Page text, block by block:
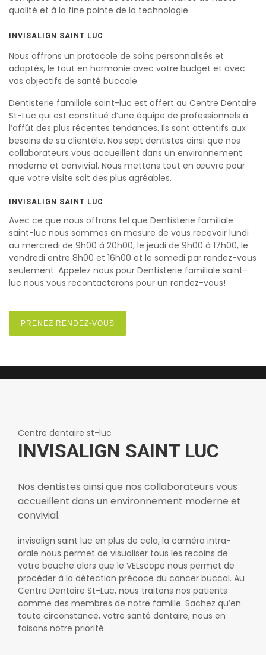
qualité et à la fine pointe de la technologie.
INVISALIGN SAINT LUC
Nous offrons un protocole de soins personnalisés et
adaptés, le tout en harmonie avec votre budget et avec
vos objectifs de santé buccale.
Dentisterie familiale saint-luc est offert au Centre Dentaire
St-Luc qui est constitué d’une équipe de professionnels à
l’affût des plus récentes tendances. Ils sont attentifs aux
besoins de sa clientèle. Nos sept dentistes ainsi que nos
collaborateurs vous accueillent dans un environnement
moderne et convivial. Nous mettons tout en œuvre pour
que votre visite soit des plus agréables.
INVISALIGN SAINT LUC
Avec ce que nous offrons tel que Dentisterie familiale
saint-luc nous sommes en mesure de vous recevoir lundi
au mercredi de 9h00 à 20h00, le jeudi de 9h00 à 17h00, le
vendredi entre 8h00 et 16h00 et le samedi par rendez-vous
seulement. Appelez nous pour Dentisterie familiale saint-
luc nous vous recontacterons pour un rendez-vous!
PRENEZ RENDEZ-VOUS
Centre dentaire st-luc
INVISALIGN SAINT LUC
Nos dentistes ainsi que nos collaborateurs vous
accueillent dans un environnement moderne et
convivial.
invisalign saint luc en plus de cela, la caméra intra-
orale nous permet de visualiser tous les recoins de
votre bouche alors que le VELscope nous permet de
procéder à la détection précoce du cancer buccal. Au
Centre Dentaire St-Luc, nous traitons nos patients
comme des membres de notre famille. Sachez qu’en
toute circonstance, votre santé dentaire, nous en
faisons notre priorité.